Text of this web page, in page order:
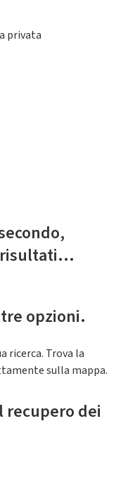
privata
opzioni.
ricerca. Trova la
sulla mappa.
recupero dei